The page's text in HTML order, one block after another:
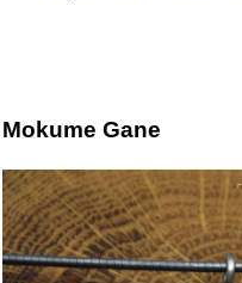
Mokume Gane